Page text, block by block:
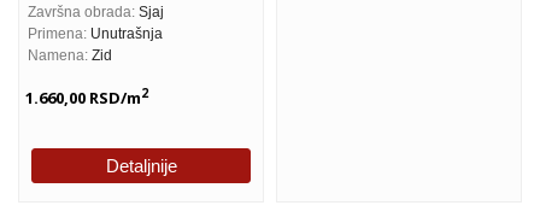
Završna obrada: Sjaj
Primena: Unutrašnja
Namena: Zid
1.660,00 RSD/m2
Detaljnije